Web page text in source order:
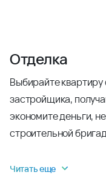
Отделка
Выбирайте квартиру
застройщика,
экономите деньги,
строительной
Читать еще